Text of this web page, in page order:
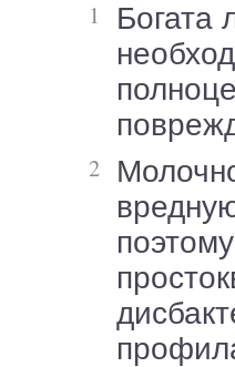
Богата легкоусвояемым белком, крайне
Молочнокислые бактерии подавляют